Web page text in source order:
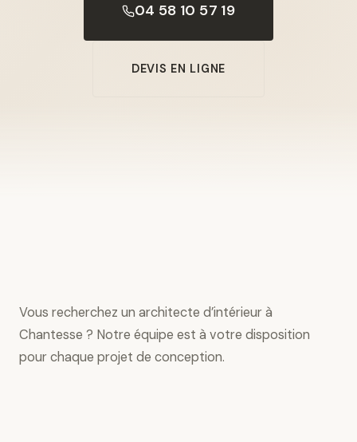
04 58 10 57 19
DEVIS EN LIGNE
Vous recherchez un architecte d’intérieur à
Chantesse ? Notre équipe est à votre disposition
pour chaque projet de conception.